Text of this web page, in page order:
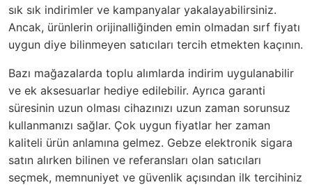
sık sık indirimler ve kampanyalar yakalayabilirsiniz.
Ancak, ürünlerin orijinalliğinden emin olmadan sırf fiyatı
uygun diye bilinmeyen satıcıları tercih etmekten kaçının.
Bazı mağazalarda toplu alımlarda indirim uygulanabilir
ve ek aksesuarlar hediye edilebilir. Ayrıca garanti
süresinin uzun olması cihazınızı uzun zaman sorunsuz
kullanmanızı sağlar. Çok uygun fiyatlar her zaman
kaliteli ürün anlamına gelmez. Gebze elektronik sigara
satın alırken bilinen ve referansları olan satıcıları
seçmek, memnuniyet ve güvenlik açısından ilk tercihiniz